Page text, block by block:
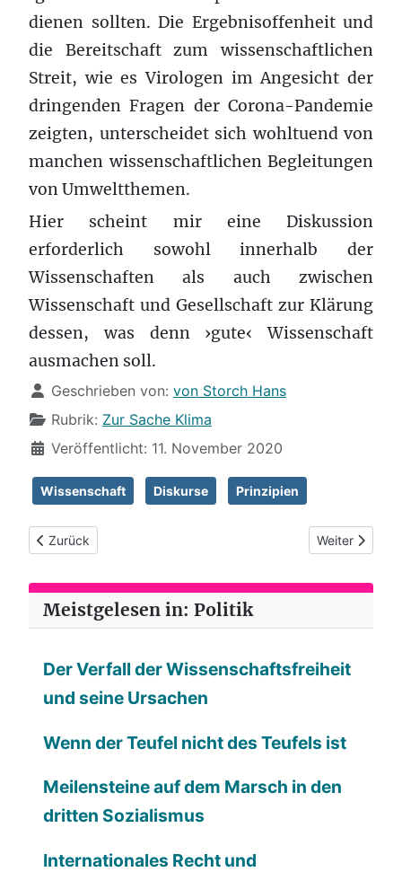
dienen sollten. Die Ergebnisoffenheit und
die Bereitschaft zum wissenschaftlichen
Streit, wie es Virologen im Angesicht der
dringenden Fragen der Corona-Pandemie
zeigten, unterscheidet sich wohltuend von
manchen wissenschaftlichen Begleitungen
von Umweltthemen.
Hier scheint mir eine Diskussion
erforderlich sowohl innerhalb der
Wissenschaften als auch zwischen
Wissenschaft und Gesellschaft zur Klärung
dessen, was denn ›gute‹ Wissenschaft
ausmachen soll.
DetailsGeschrieben von: von Storch Hans
Rubrik: Zur Sache Klima
Veröffentlicht: 11. November 2020
Wissenschaft Diskurse Prinzipien
Vorheriger Beitrag: Klimadeterminismus
Zurück Nächster
Weiter
Meistgelesen in: Politik
Der Verfall der Wissenschaftsfreiheit
und seine Ursachen
Wenn der Teufel nicht des Teufels ist
Meilensteine auf dem Marsch in den
dritten Sozialismus
Internationales Recht und